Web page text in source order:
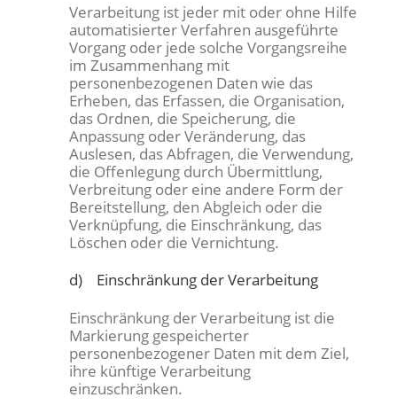
Verarbeitung ist jeder mit oder ohne Hilfe
automatisierter Verfahren ausgeführte
Vorgang oder jede solche Vorgangsreihe
im Zusammenhang mit
personenbezogenen Daten wie das
Erheben, das Erfassen, die Organisation,
das Ordnen, die Speicherung, die
Anpassung oder Veränderung, das
Auslesen, das Abfragen, die Verwendung,
die Offenlegung durch Übermittlung,
Verbreitung oder eine andere Form der
Bereitstellung, den Abgleich oder die
Verknüpfung, die Einschränkung, das
Löschen oder die Vernichtung.
d) Einschränkung der Verarbeitung
Einschränkung der Verarbeitung ist die
Markierung gespeicherter
personenbezogener Daten mit dem Ziel,
ihre künftige Verarbeitung
einzuschränken.